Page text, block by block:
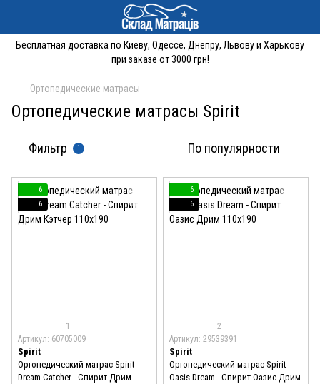
Бесплатная доставка по Киеву, Одессе, Днепру, Львову и Харькову
при заказе от 3000 грн!
Ортопедические матрасы
Ортопедические матрасы Spirit
Фильтр 1 По популярности
6
6
1
Артикул: 60705009
Spirit
Ортопедический матрас Spirit
Dream Catcher - Спирит Дрим
6
6
2
Артикул: 29539391
Spirit
Ортопедический матрас Spirit
Oasis Dream - Спирит Оазис Дрим